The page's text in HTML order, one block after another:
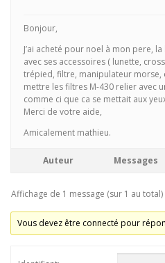
Bonjour,
J’ai acheté pour noel à mon pere,
avec ses accessoires ( lunette,
trépied, filtre, manipulateur morse,
mettre les filtres M-430 relier avec
comme ci que ca se mettait aux
Merci de votre aide,
Amicalement mathieu.
Auteur Messages
Affichage de 1 message (sur 1 au total)
Vous devez être connecté pour